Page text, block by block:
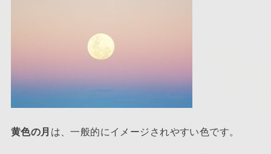
黄色の月 は、一般的にイメージされやすい色です。